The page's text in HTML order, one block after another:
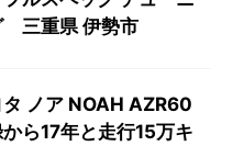
三重県 伊勢市
タ ノア NOAH AZR60
ら17年と走行15万キ